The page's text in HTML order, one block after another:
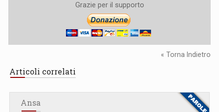
Grazie per il supporto
« Torna Indietro
Articoli correlati
Ansa